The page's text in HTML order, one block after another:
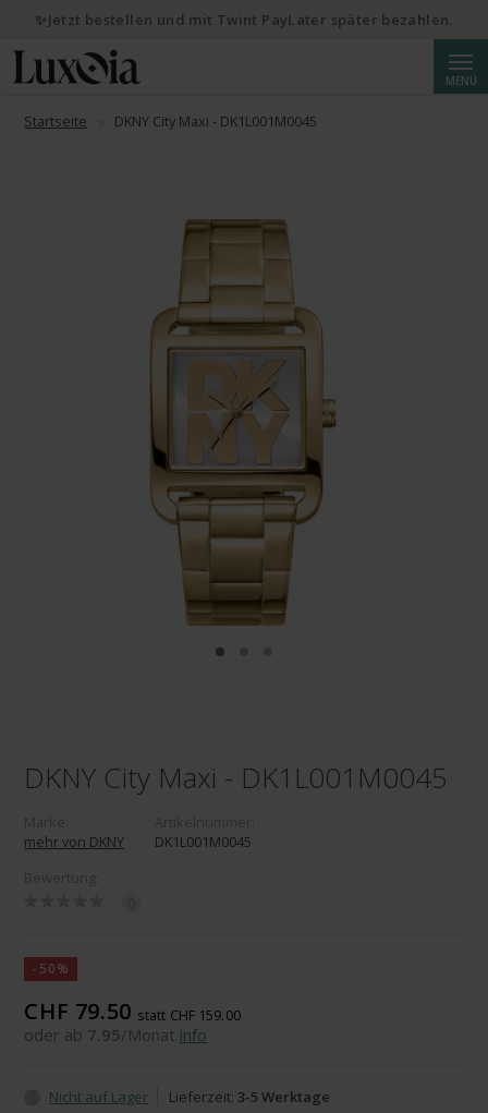
MENÜ
Startseite DKNY City Maxi - DK1L001M0045
DKNY City Maxi - DK1L001M0045
mehr von DKNY
DK1L001M0045
-50%
CHF 79.50 statt CHF 159.00
oder ab 7.95/Monat info
Nicht auf Lager Lieferzeit: 3-5 Werktage
✨Jetzt bestellen und mit Twint PayLater später bezahlen.